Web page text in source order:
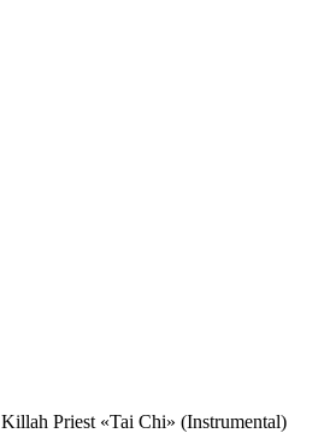
Killah Priest «Tai Chi» (Instrumental)